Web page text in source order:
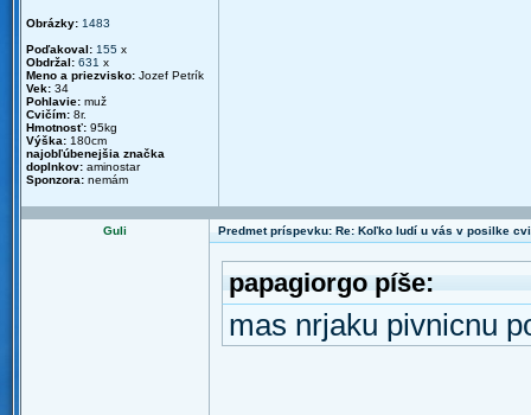
Obrázky: 1483
Poďakoval: 155 x
Obdržal: 631 x
Meno a priezvisko: Jozef Petrík
Vek: 34
Pohlavie: muž
Cvičím: 8r.
Hmotnosť: 95kg
Výška: 180cm
najobľúbenejšia značka
doplnkov: aminostar
Sponzora: nemám
Guli Predmet príspevku: Re: Koľko ludí u vás v posilke
papagiorgo píše:
mas nrjaku pivnicnu